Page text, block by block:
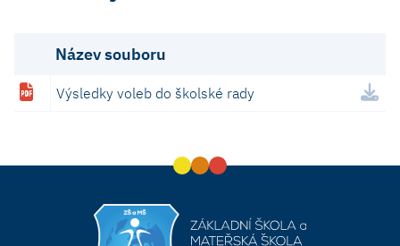
Název souboru
Výsledky voleb do školské rady